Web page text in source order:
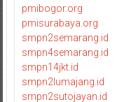
pmibogor.org
pmisurabaya.org
smpn2semarang.id
smpn4semarang.id
smpn14jkt.id
smpn2lumajang.id
smpn2sutojayan.id